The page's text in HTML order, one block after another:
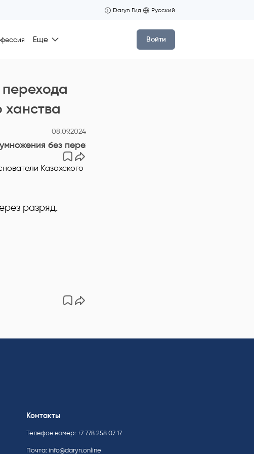
Daryn Гид Русский
Еще Войти
ханства
08.09.2024
без перехода через разряд. Основатели
разряд.
Контакты
Телефон номер: +7 778 258 07 17
Почта: info@daryn.online